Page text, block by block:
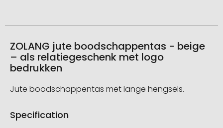
ZOLANG jute boodschappentas - beige
– als relatiegeschenk met logo
bedrukken
Jute boodschappentas met lange hengsels.
Specification